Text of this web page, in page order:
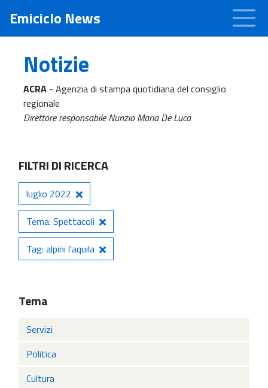
Emiciclo News
Notizie
ACRA - Agenzia di stampa quotidiana del consiglio
regionale
Direttore responsabile Nunzio Maria De Luca
FILTRI DI RICERCA
luglio 2022
Tema: Spettacoli
Tag: alpini l'aquila
Tema
Servizi
Politica
Cultura